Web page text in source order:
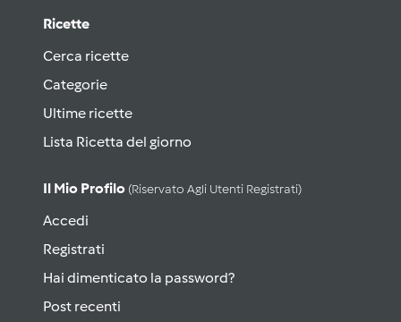
Ricette
Cerca ricette
Categorie
Ultime ricette
Lista Ricetta del giorno
Il Mio Profilo (riservato Agli Utenti Registrati)
Accedi
Registrati
Hai dimenticato la password?
Post recenti